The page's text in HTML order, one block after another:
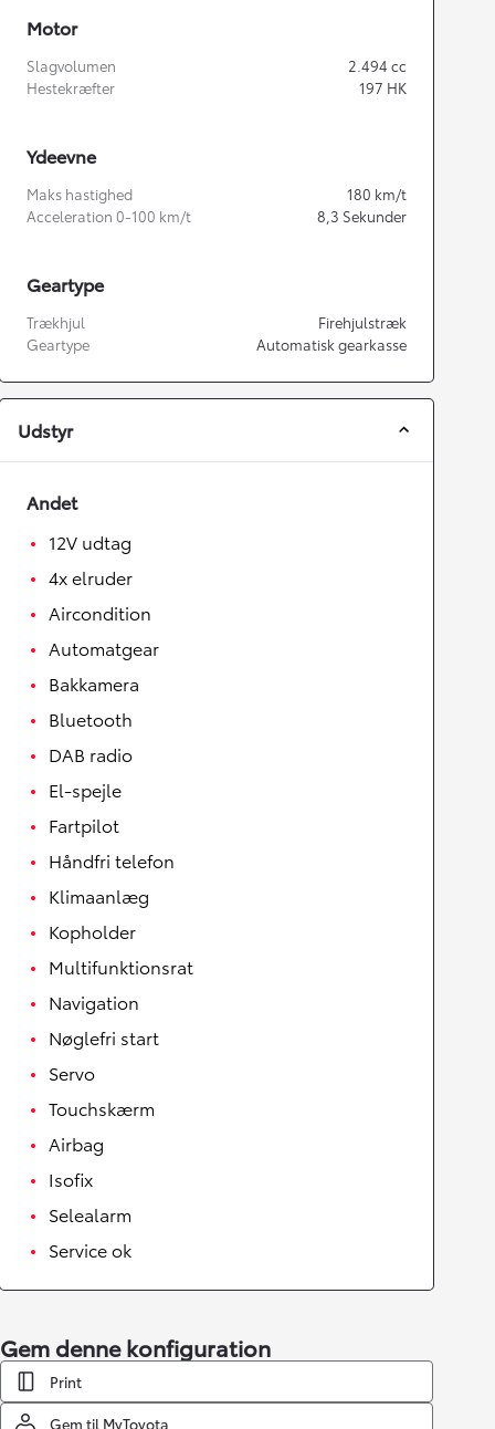
Motor
Slagvolumen 2.494 cc
Hestekræfter
197 HK
Ydeevne
Maks hastighed 180 km/t
Acceleration 0-100 km/t
8,3 Sekunder
Geartype
Trækhjul
Firehjulstræk
Geartype
Automatisk gearkasse
Udstyr
Andet
12V udtag
4x elruder
Aircondition
Automatgear
Bakkamera
Bluetooth
DAB radio
El-spejle
Fartpilot
Håndfri telefon
Klimaanlæg
Kopholder
Multifunktionsrat
Navigation
Nøglefri start
Servo
Touchskærm
Airbag
Isofix
Selealarm
Service ok
Gem denne konfiguration
Print
Gem til MyToyota